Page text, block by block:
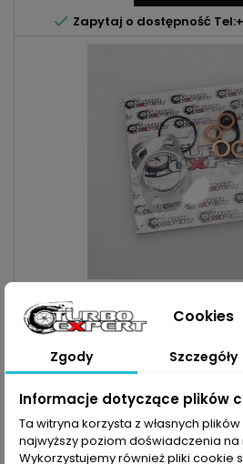
 Zapytaj o dostępność
ZESTAW MONTAŻOWY TURBO
Zestaw montażowy do
MARKA: Citroen, Fiat | Ford |
VolvoPOJEMNOŚĆ: 1560ccm 1.6 D
75KM/55kW | 90KM/66kW | 92KM/
112KM/82kW | 114KM/
Zapytaj o dostępność
Cookies
Zgody Szczegóły
Informacje dotyczące plików
Ta witryna korzysta z własnych
najwyższy poziom doświadczenia na
Wykorzystujemy również pliki cookie